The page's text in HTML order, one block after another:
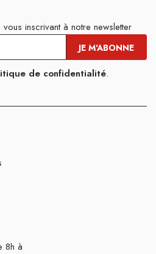
inscrivant à notre newsletter
de confidentialité.
8h à